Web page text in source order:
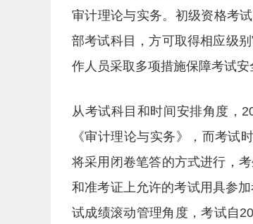
审计理论与实务。初级资格考
部考试科目，方可取得相应级
作人员采取多项措施保障考试
从考试科目和时间安排角度，
《审计理论与实务》，而考试
将采用闭卷笔答的方式进行，
和准考证上允许的考试用具参
试成绩滚动管理角度，考试自